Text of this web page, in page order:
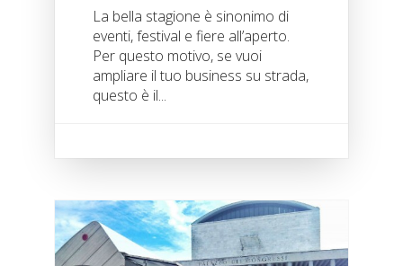
La bella stagione è sinonimo di
eventi, festival e fiere all’aperto.
Per questo motivo, se vuoi
ampliare il tuo business su strada,
questo è il...